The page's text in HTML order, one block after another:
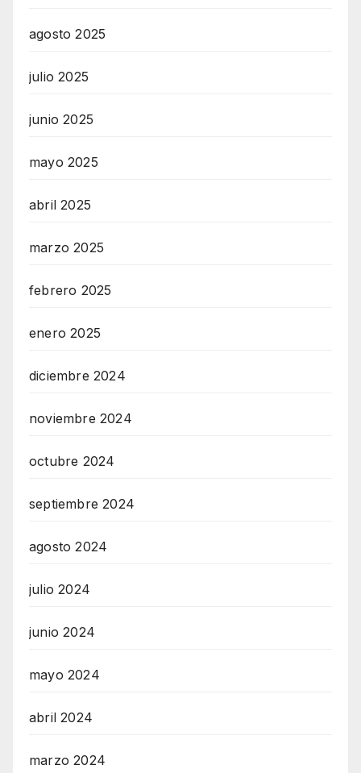
agosto 2025
julio 2025
junio 2025
mayo 2025
abril 2025
marzo 2025
febrero 2025
enero 2025
diciembre 2024
noviembre 2024
octubre 2024
septiembre 2024
agosto 2024
julio 2024
junio 2024
mayo 2024
abril 2024
marzo 2024